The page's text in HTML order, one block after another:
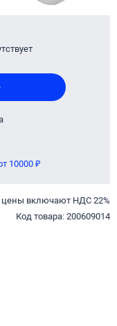
10000 ₽
цены включают НДС 22%
Код товара: 200609014